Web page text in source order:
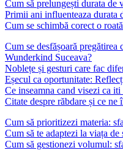
Cum să prelungești durata de
Primii ani influenteaza durata
Cum se schimbă corect o
Cum se desfășoară
Wunderkind Suceava?
Noblețe și gesturi care fac
Eșecul ca oportunitate:
Ce inseamna cand visezi ca
Citate despre răbdare și ce ne
Cum să prioritizezi materia:
Cum să te adaptezi la viața de
Cum să gestionezi volumul: